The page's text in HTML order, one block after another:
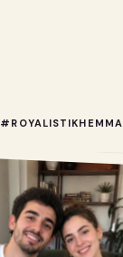
#ROYALISTIKHEMMA